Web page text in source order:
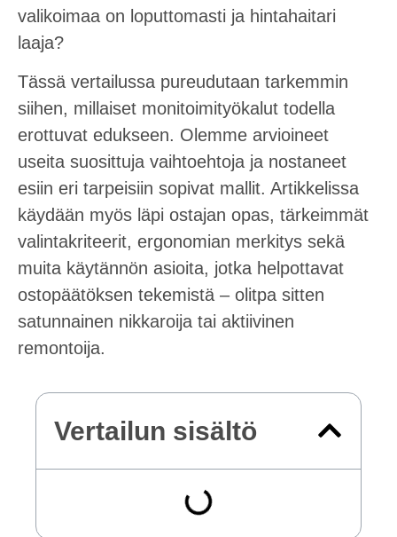
valikoimaa on loputtomasti ja hintahaitari
laaja?
Tässä vertailussa pureudutaan tarkemmin
siihen, millaiset monitoimityökalut todella
erottuvat edukseen. Olemme arvioineet
useita suosittuja vaihtoehtoja ja nostaneet
esiin eri tarpeisiin sopivat mallit. Artikkelissa
käydään myös läpi ostajan opas, tärkeimmät
valintakriteerit, ergonomian merkitys sekä
muita käytännön asioita, jotka helpottavat
ostopäätöksen tekemistä – olitpa sitten
satunnainen nikkaroija tai aktiivinen
remontoija.
Vertailun sisältö